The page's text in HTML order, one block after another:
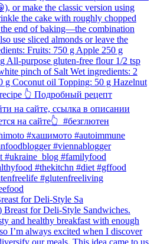
for Deli-Style Sa